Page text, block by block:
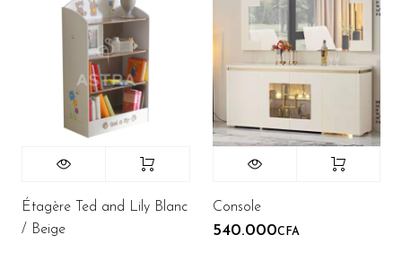
Étagère Ted and Lily Blanc
/ Beige
Console
540.000CFA